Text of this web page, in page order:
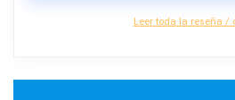
Leer toda la reseña /